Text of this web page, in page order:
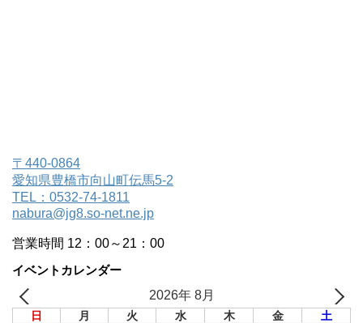
〒440-0864
愛知県豊橋市向山町伝馬5-2
TEL：0532-74-1811
nabura@jg8.so-net.ne.jp
営業時間 12：00～21：00
イベントカレンダー
2026年 8月
日 月 火 水 木 金 土